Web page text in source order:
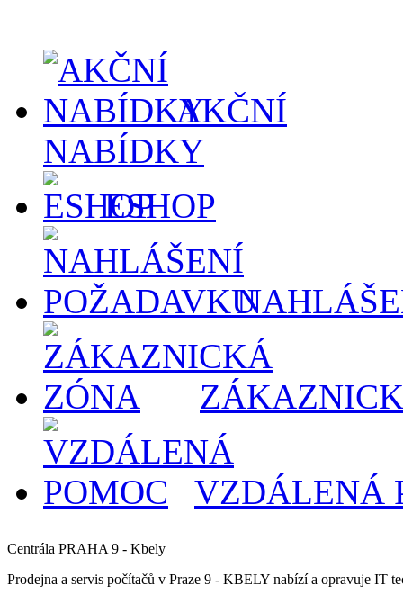
AKČNÍ
NABÍDKY
ESHOP
VZDÁLENÁ
Centrála PRAHA 9 - Kbely
Prodejna a servis počítačů v Praze 9 - KBELY nabízí a opravuje IT